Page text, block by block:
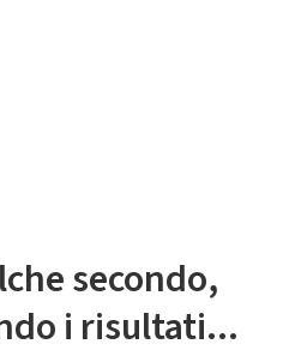
secondo,
i risultati...